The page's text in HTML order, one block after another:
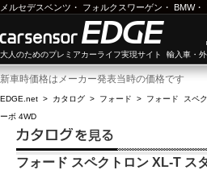
メルセデスベンツ ・ フォルクスワーゲン ・ BMW・
大人のためのプレミアカーライフ実現サイト 輸入車・
新車時価格はメーカー発表当時の価格です
EDGE.net > カタログ > フォード > フォード スペ
ーボ 4WD
フォード スペクトロン XL-T ス